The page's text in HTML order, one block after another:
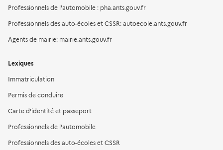
Professionnels de l'automobile : pha.ants.gouv.fr
Professionnels des auto-écoles et CSSR: autoecole.ants.gouv.fr
Agents de mairie: mairie.ants.gouv.fr
Lexiques
Immatriculation
Permis de conduire
Carte d'identité et passeport
Professionnels de l'automobile
Professionnels des auto-écoles et CSSR